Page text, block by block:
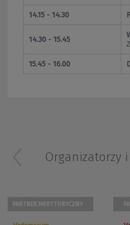
14.15 - 14.30
14.30 - 15.45
15.45 - 16.00
Organizatorzy
PARTNER